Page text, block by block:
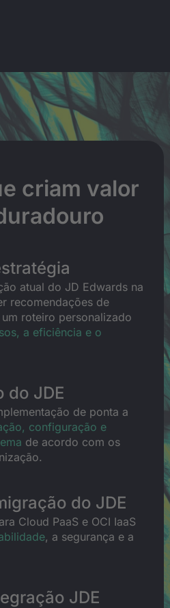
criam valor
atual do JD Edwards na
recomendações de
roteiro personalizado
a eficiência e o
do JDE
de ponta a
configuração e
de acordo com os
do JDE
Cloud PaaS e OCI IaaS
, a segurança e a
JDE